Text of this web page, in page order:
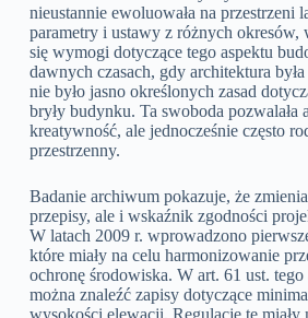
nieustannie ewoluowała na przestrzeni
parametry i ustawy z różnych okresów,
się wymogi dotyczące tego aspektu
dawnych czasach, gdy architektura
nie było jasno określonych zasad
bryły budynku. Ta swoboda pozwalała
kreatywność, ale jednocześnie często
przestrzenny.
Badanie archiwum pokazuje, że
przepisy, ale i wskaźnik zgodności
W latach 2009 r. wprowadzono
które miały na celu harmonizowanie
ochronę środowiska. W art. 61 ust.
można znaleźć zapisy dotyczące